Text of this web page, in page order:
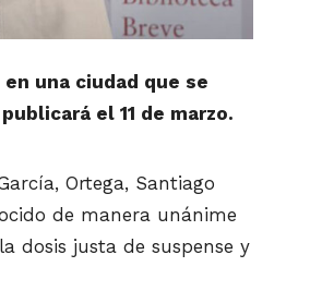
una ciudad que se
el 11 de marzo.
Ortega, Santiago
de manera unánime
dosis justa de suspense y